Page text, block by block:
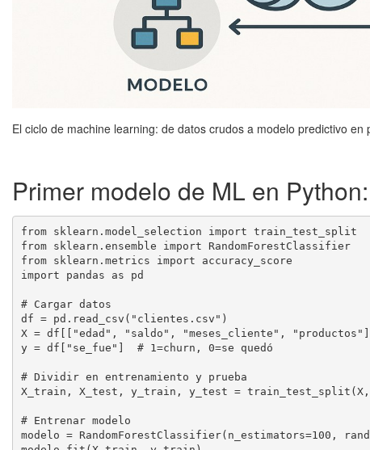
El ciclo de machine learning: de datos crudos a modelo predictivo en
Primer modelo de ML en
from sklearn.model_selection import train_test_split
from sklearn.ensemble import RandomForestClassifier
from sklearn.metrics import accuracy_score
import pandas as pd
# Cargar datos
df = pd.read_csv("clientes.csv")
X = df[["edad", "saldo", "meses_cliente",
y = df["se_fue"]  # 1=churn, 0=se quedó
# Dividir en entrenamiento y prueba
X_train, X_test, y_train, y_test = train_test_split(X,
# Entrenar modelo
modelo = RandomForestClassifier(n_estimators=100,